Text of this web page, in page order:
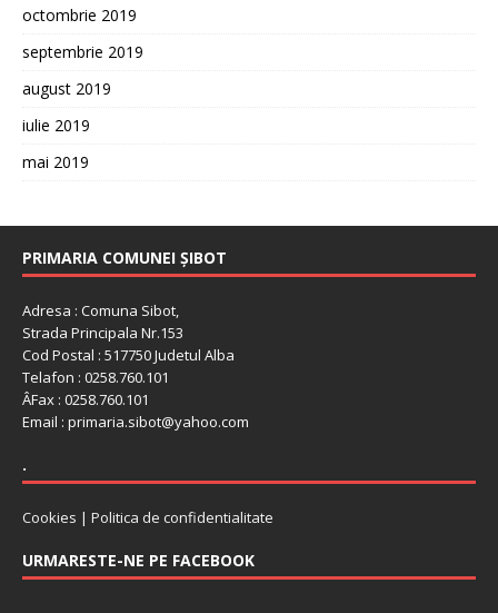
octombrie 2019
septembrie 2019
august 2019
iulie 2019
mai 2019
PRIMARIA COMUNEI ȘIBOT
Adresa : Comuna Sibot,
Strada Principala Nr.153
Cod Postal : 517750 Judetul Alba
Telafon : 0258.760.101
ÂFax : 0258.760.101
Email : primaria.sibot@yahoo.com
.
Cookies | Politica de confidentialitate
URMARESTE-NE PE FACEBOOK